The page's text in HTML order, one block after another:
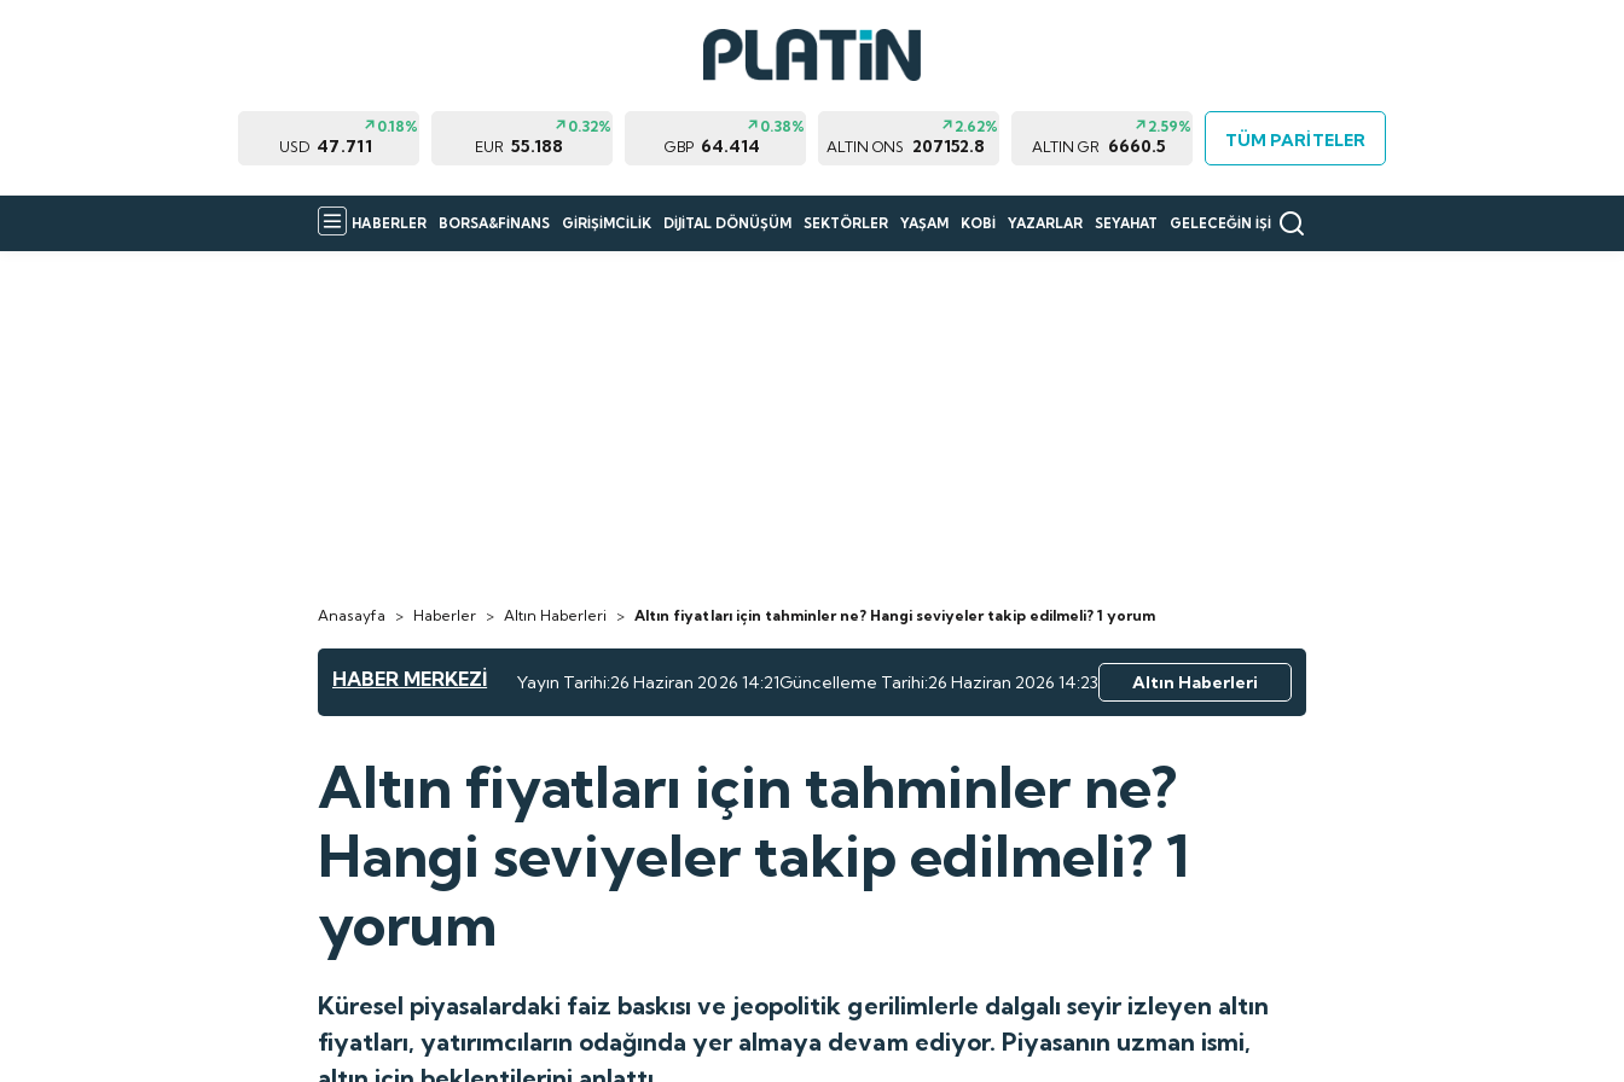
USD 47.711
0.18%
EUR 55.188
0.32%
GBP 64.414
0.38%
ALTIN ONS 207152.8
2.62%
ALTIN GR 6660.5
2.59%
TÜM PARİTELER
HABERLER BORSA&FİNANS GİRİŞİMCİLİK DİJİTAL DÖNÜŞÜM SEKTÖRLER YAŞAM KOBİ YAZARLAR SEYAHAT GELECEĞİN İŞİ
Anasayfa > Haberler > Altın Haberleri > Altın fiyatları için tahminler ne? Hangi seviyeler takip edilmeli? 1 yorum
HABER MERKEZİ Yayın Tarihi:26 Haziran 2026 14:21Güncelleme Tarihi:26 Haziran 2026 14:23 Altın Haberleri
Altın fiyatları için tahminler ne?
Hangi seviyeler takip edilmeli? 1
yorum
Küresel piyasalardaki faiz baskısı ve jeopolitik gerilimlerle dalgalı seyir izleyen altın
fiyatları, yatırımcıların odağında yer almaya devam ediyor. Piyasanın uzman ismi,